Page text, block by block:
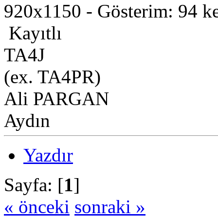
920x1150 - Gösterim: 94
Kayıtlı
TA4J
(ex. TA4PR)
Ali PARGAN
Aydın
Yazdır
Sayfa: [1]
« önceki sonraki »